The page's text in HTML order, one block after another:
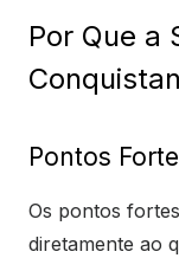
Por Que a
Pontos
Os pontos
diretamente ao